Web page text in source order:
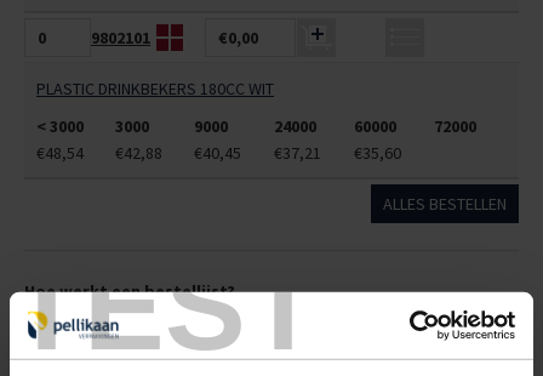
TEST
9802101 €0,00
PLASTIC DRINKBEKERS 180CC WIT
< 3000
3000 9000 24000 60000
72000
€48,54
€42,88 €40,45 €37,21 €35,60
ALLES BESTELLEN
Hoe werkt een bestellijst?
Wanneer u bent ingelogd, kunt u een eigen bestellijst maken.
Gebruik bestel- en offertelijsten om eenvoudig en snel producten